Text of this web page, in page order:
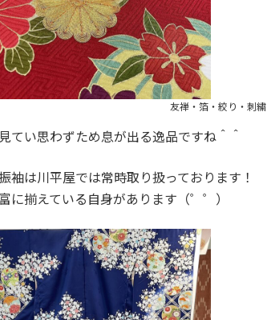
友禅・箔・絞り・刺繍
てい思わずため息が出る逸品ですね＾＾
袖は川平屋では常時取り扱っております！
に揃えている自身があります（゜゜）